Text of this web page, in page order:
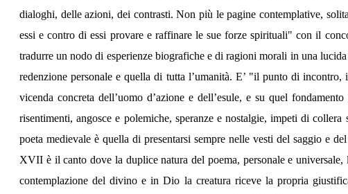
dialoghi, delle azioni, dei contrasti. Non più le pagine contemplative,
essi e contro di essi provare e raffinare le sue forze spirituali" con il
tradurre un nodo di esperienze biografiche e di ragioni morali in una
redenzione personale e quella di tutta l’umanità. E’ "il punto di
vicenda concreta dell’uomo d’azione e dell’esule, e su quel
risentimenti, angosce e polemiche, speranze e nostalgie, impeti di
poeta medievale è quella di presentarsi sempre nelle vesti del saggio e
XVII è il canto dove la duplice natura del poema, personale e
contemplazione del divino e in Dio la creatura riceve la propria